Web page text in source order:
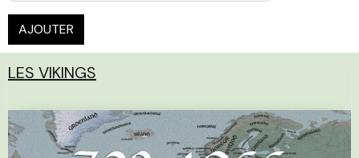
AJOUTER
LES VIKINGS